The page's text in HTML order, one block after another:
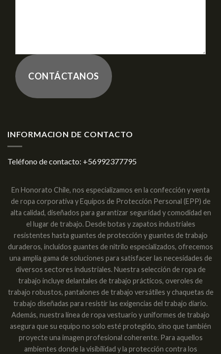
CONTÁCTANOS
INFORMACION DE CONTACTO
Teléfono de contacto: +56992377795
En Honorato Chile, nos especializamos en la confección y venta
de ropa corporativa y Equipos de Protección Personal (EPP) de
alta calidad, diseñados para garantizar seguridad y comodidad en
el lugar de trabajo. Desde botas y zapatos industriales
resistentes hasta guantes de protección y guantes de trabajo
duraderos, incluidos guantes de nitrilo especializados, ofrecemos
una amplia gama de soluciones para satisfacer las necesidades de
diversos sectores industriales. Nuestra selección de ropa de
trabajo incluye delantales de trabajo prácticos, overoles de
trabajo robustos, pantalones de trabajo versátiles y chaquetas de
trabajo diseñadas para resistir las exigencias del trabajo diario.
Además, nuestra línea de ropa vestuario y uniformes de trabajo
asegura que su equipo no solo esté protegido, sino que también
proyecte una imagen profesional coherente. Para aquellos
ambientes donde la visibilidad y la protección contra los